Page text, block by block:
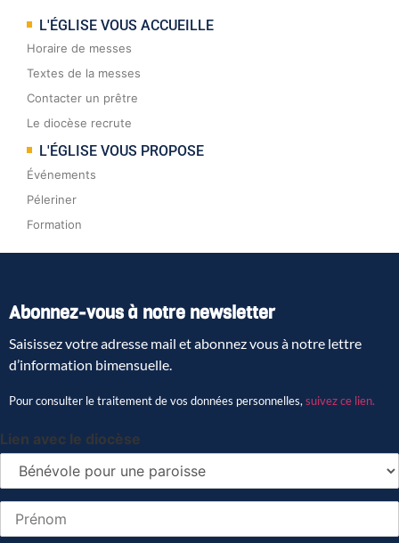
L'ÉGLISE VOUS ACCUEILLE
Horaire de messes
Textes de la messes
Contacter un prêtre
Le diocèse recrute
L'ÉGLISE VOUS PROPOSE
Événements
Péleriner
Formation
Abonnez-vous à notre newsletter
Saisissez votre adresse mail et abonnez vous à notre lettre
d’information bimensuelle.
Pour consulter le traitement de vos données personnelles, suivez ce lien.
Lien avec le diocèse